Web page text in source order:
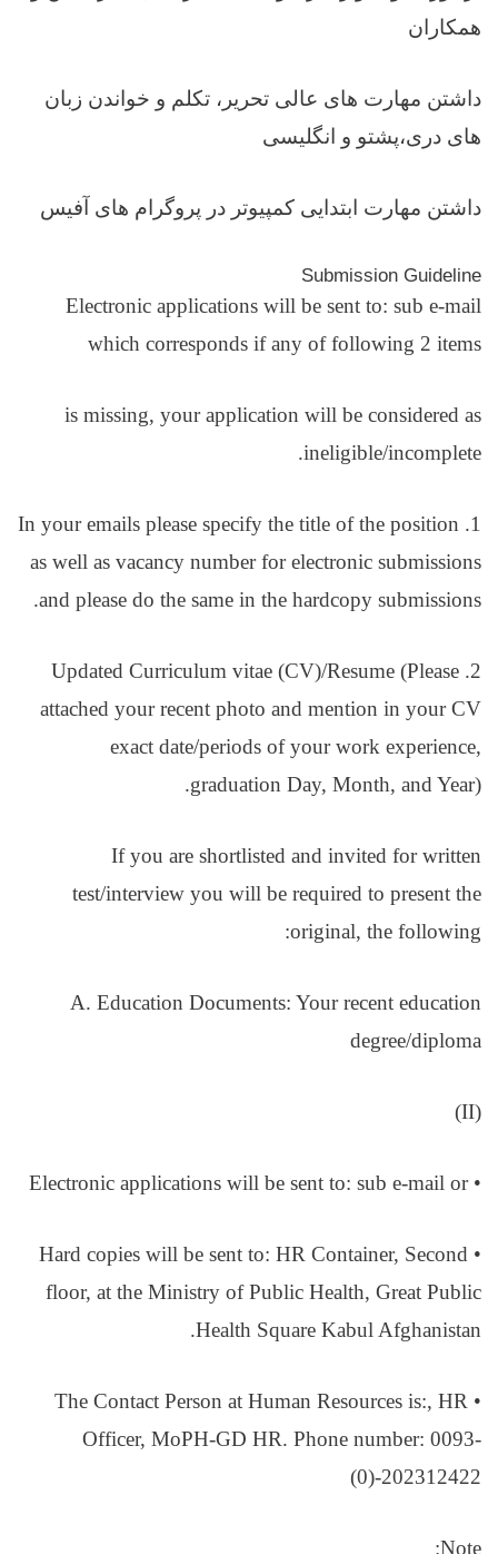
همکاران
داشتن مهارت های عالی تحریر، تکلم و خواندن زبان
های دری،پشتو و انگلیسی
داشتن مهارت ابتدایی کمپیوتر در پروگرام های آفیس
Submission Guideline
Electronic applications will be sent to: sub e-mail
which corresponds if any of following 2 items
is missing, your application will be considered as
ineligible/incomplete.
1. In your emails please specify the title of the position
as well as vacancy number for electronic submissions
and please do the same in the hardcopy submissions.
2. Updated Curriculum vitae (CV)/Resume (Please
attached your recent photo and mention in your CV
exact date/periods of your work experience,
graduation Day, Month, and Year).
If you are shortlisted and invited for written
test/interview you will be required to present the
original, the following:
A. Education Documents: Your recent education
degree/diploma
(II)
• Electronic applications will be sent to: sub e-mail or
• Hard copies will be sent to: HR Container, Second
floor, at the Ministry of Public Health, Great Public
Health Square Kabul Afghanistan.
• The Contact Person at Human Resources is:, HR
Officer, MoPH-GD HR. Phone number: 0093-
(0)-202312422
Note: